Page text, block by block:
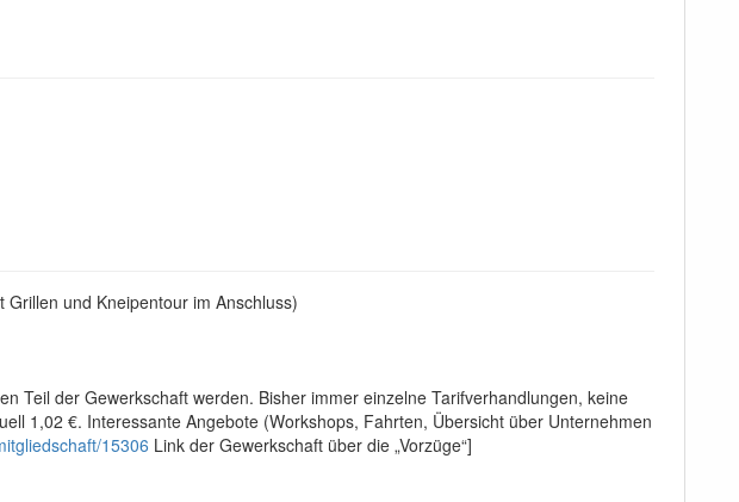
und Kneipentour im Anschluss)
Teil der Gewerkschaft werden. Bisher immer einzelne Tarifverhandlungen, keine
1,02 €. Interessante Angebote (Workshops, Fahrten, Übersicht über Unternehmen
15306 Link der Gewerkschaft über die „Vorzüge“]